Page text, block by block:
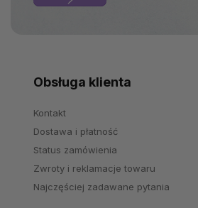
Obsługa klienta
Kontakt
Dostawa i płatność
Status zamówienia
Zwroty i reklamacje towaru
Najczęściej zadawane pytania